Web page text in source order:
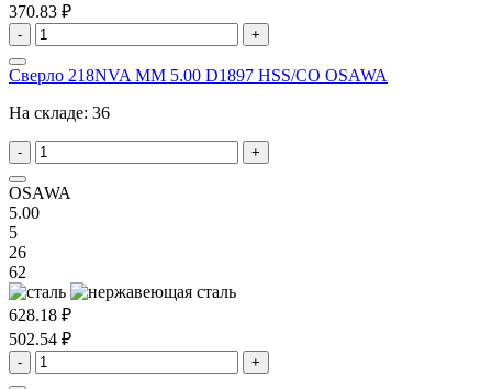
370.83 ₽
- +
Сверло 218NVA MM 5.00 D1897 HSS/CO OSAWA
На складе: 36
- +
OSAWA
5.00
5
26
62
628.18 ₽
502.54 ₽
- +